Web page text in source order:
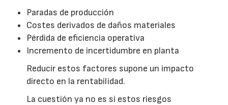
Paradas de producción
Costes derivados de daños materiales
Pérdida de eficiencia operativa
Incremento de incertidumbre en planta
Reducir estos factores supone un impacto
directo en la rentabilidad.
La cuestión ya no es si estos riesgos